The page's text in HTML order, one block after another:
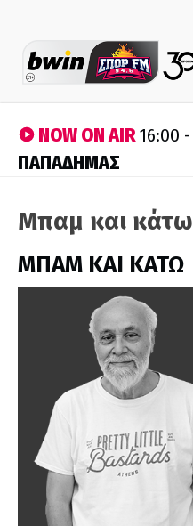
NOW ON AIR16:00
ΠΑΠΑΔΗΜΑΣ
Μπαμ και
ΜΠΑΜ ΚΑΙ ΚΑΤΩ